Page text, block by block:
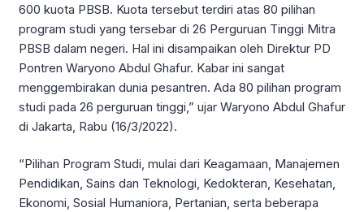
600 kuota PBSB. Kuota tersebut terdiri atas 80 pilihan
program studi yang tersebar di 26 Perguruan Tinggi Mitra
PBSB dalam negeri. Hal ini disampaikan oleh Direktur PD
Pontren Waryono Abdul Ghafur. Kabar ini sangat
menggembirakan dunia pesantren. Ada 80 pilihan program
studi pada 26 perguruan tinggi,” ujar Waryono Abdul Ghafur
di Jakarta, Rabu (16/3/2022).
“Pilihan Program Studi, mulai dari Keagamaan, Manajemen
Pendidikan, Sains dan Teknologi, Kedokteran, Kesehatan,
Ekonomi, Sosial Humaniora, Pertanian, serta beberapa